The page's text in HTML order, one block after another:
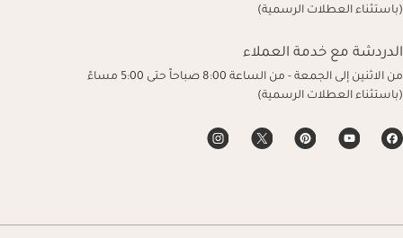
(باستثناء العطلات الرسمية)
الدردشة مع خدمة العملاء
من الاثنين إلى الجمعة - من الساعة 8:00 صباحاً حتى 5:00 مساءً
(باستثناء العطلات الرسمية)